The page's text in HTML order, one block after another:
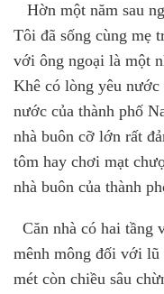
Hờn một năm sau
Tôi đã sống cùng mẹ
với ông ngoại là một
Khê có lòng yêu
nước của thành phố
nhà buôn cỡ lớn rất
tôm hay chơi mạt
nhà buôn của thành
Căn nhà có hai tầng
mênh mông đối với lũ
mét còn chiều sâu